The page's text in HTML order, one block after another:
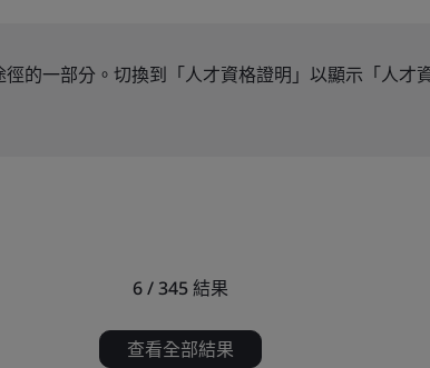
的一部分。切換到「人才資格證明」以顯示「人才
6 / 345結果
查看全部結果